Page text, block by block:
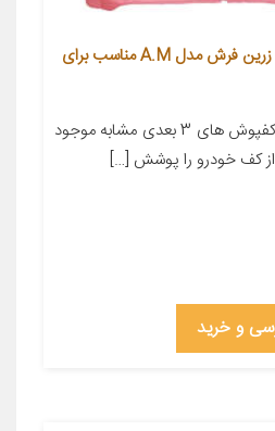
کفپوش پنج بعدی خودرو زرین فرش مدل A.M مناسب برای
معرفی محصول بر خلاف کفپوش های 3 بعدی مشابه موجود
کف خودرو را پوشش […]
و خرید